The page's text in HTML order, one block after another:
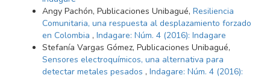
Angy Pachón, Publicaciones Unibagué, Resiliencia
Comunitaria, una respuesta al desplazamiento forzado
en Colombia , Indagare: Núm. 4 (2016): Indagare
Stefanía Vargas Gómez, Publicaciones Unibagué,
Sensores electroquímicos, una alternativa para
detectar metales pesados , Indagare: Núm. 4 (2016):